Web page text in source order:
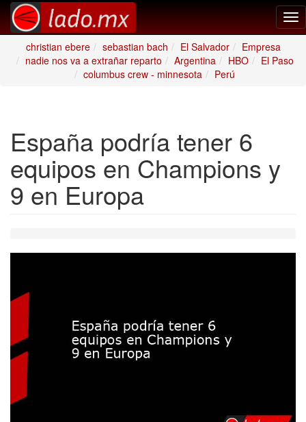
christian ebere
sebastian bach El Salvador
Empresa
nadie nos va a extrañar reparto
Argentina HBO
El Paso
columbus crew - minnesota
Perú
España podría tener 6
equipos en Champions y
9 en Europa